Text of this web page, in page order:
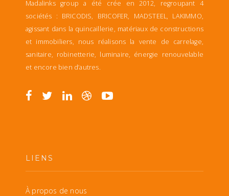
Madalinks group a été crée en 2012, regroupant 4
sociétés : BRICODIS, BRICOFER, MADSTEEL, LAKIMMO,
agissant dans la quincaillerie, matériaux de constructions
et immobiliers, nous réalisons la vente de carrelage,
sanitaire, robinetterie, luminaire, énergie renouvelable
et encore bien d’autres.
LIENS
À propos de nous